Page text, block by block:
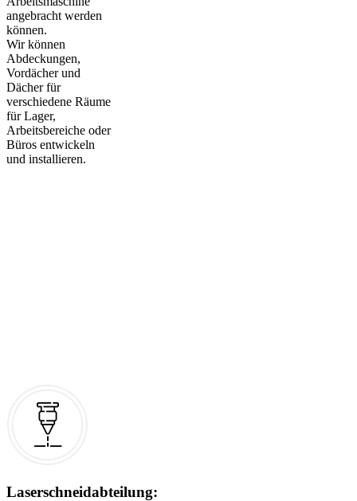
angebracht werden
können.
Wir können
Abdeckungen,
Vordächer und
Dächer für
verschiedene Räume
für Lager,
Arbeitsbereiche oder
Büros entwickeln
und installieren.
Laserschneidabteilung: